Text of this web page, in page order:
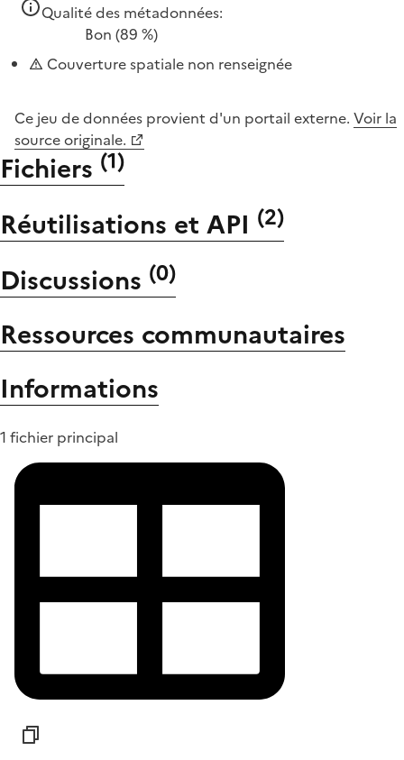
Qualité des métadonnées:
Bon (89 %)
Couverture spatiale non renseignée
Ce jeu de données provient d'un portail externe. Voir la
source originale.
Fichiers (1)
Réutilisations et API (2)
Discussions (0)
Ressources communautaires
Informations
1 fichier principal